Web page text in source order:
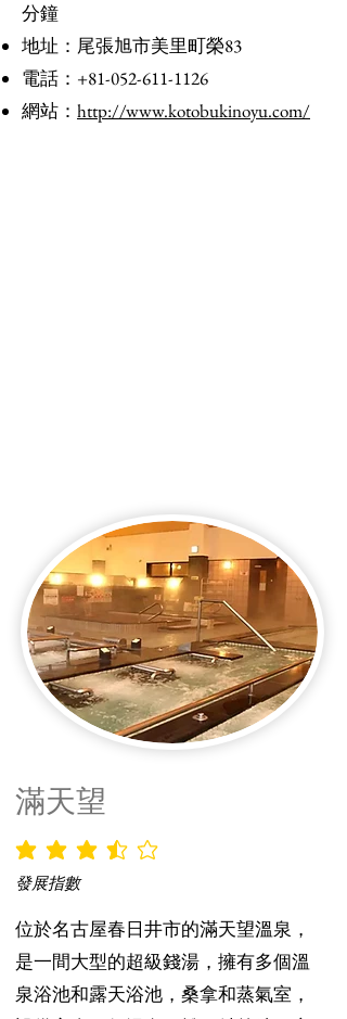
分鐘
地址：尾張旭市美里町榮83
電話：+81-052-611-1126
​網站： http://www.kotobukinoyu.com/
滿天望
平均評等為 3.5 ，滿分 5 分
發展指數
位於名古屋春日井市的滿天望溫泉，
是一間大型的超級錢湯，擁有多個溫
泉浴池和露天浴池，桑拿和蒸氣室，